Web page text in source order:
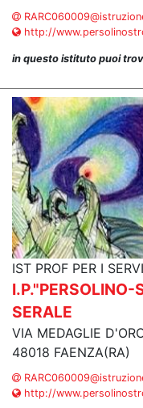
http://
in questo istituto puoi
IST PROF PER I
SERALE
VIA MEDAGLIE
48018 FAENZA(RA)
http://